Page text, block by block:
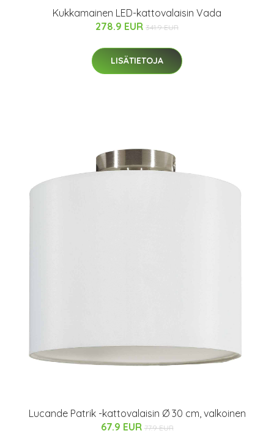
Kukkamainen LED-kattovalaisin Vada
278.9 EUR 341.9 EUR
LISÄTIETOJA
Lucande Patrik -kattovalaisin Ø 30 cm, valkoinen
67.9 EUR 77.9 EUR